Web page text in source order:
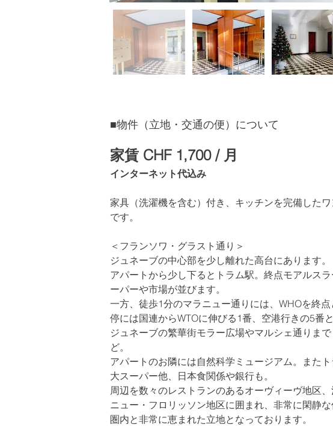
​■物件（立地・交通の便）について
家賃 CHF 1,700 / 月
インターネット代込み
家具（洗濯機を含む）付き、キッチンを完備した
です。
＜フランソワ・グラスト通り＞
ジュネーブの中心部を少し離れた高台にあります。
アパートから少し下るとトラム駅。終点モアルス
ーパーや市場が並びます。
一方、徒歩1分のマラニュー通りには、WHOを終
停には国連からWTOに伸びる1番、空港行きの5番
ジュネーブの繁華街モラー広場やマルシェ通りま
ど。
アパートのお隣には自然科学ミュージアム。また
大スーパー他、日本食関係や銀行も。
周辺を数々のレストランのあるオーヴィーヴ地区
ニュー・フロリッソン地区に囲まれ、非常に閑静
圏内と非常に恵まれた立地となっております。